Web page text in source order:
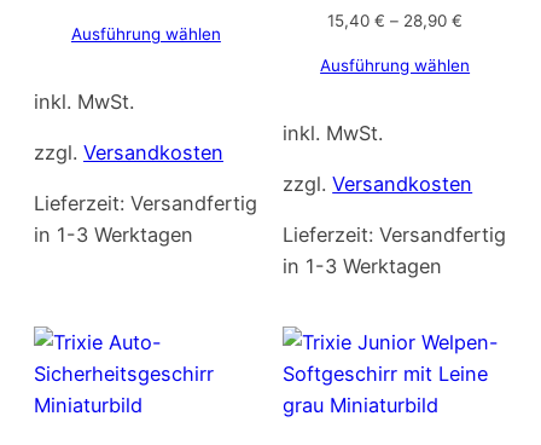
Ausführung wählen
inkl. MwSt.
zzgl. Versandkosten
Lieferzeit: Versandfertig
in 1-3 Werktagen
15,40€ – 28,90€
Ausführung wählen
inkl. MwSt.
zzgl.Versandkosten
Lieferzeit:Versandfertig
in 1-3 Werktagen